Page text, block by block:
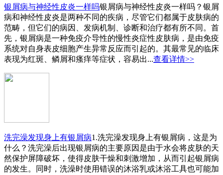
银屑病与神经性皮炎一样吗银屑病与神经性皮炎一样吗？银屑
病和神经性皮炎是两种不同的疾病，尽管它们都属于皮肤病的
范畴，但它们的病因、发病机制、诊断和治疗都有所不同。首
先，银屑病是一种免疫介导性的慢性炎症性皮肤病，是由免疫
系统对自身表皮细胞产生异常反应而引起的。其最常见的临床
表现为红斑、鳞屑和瘙痒等症状，容易出...查看详情>>
洗完澡发现身上有银屑病1.洗完澡发现身上有银屑病，这是为
什么？洗完澡后出现银屑病的主要原因是由于水会将皮肤的天
然保护屏障破坏，使得皮肤干燥和刺激增加，从而引起银屑病
的发生。同时，洗澡时使用错误的沐浴乳或沐浴工具也可能加